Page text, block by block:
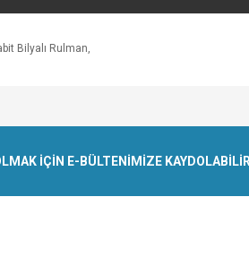
Bilyalı Rulman,
İÇİN E-BÜLTENİMİZE